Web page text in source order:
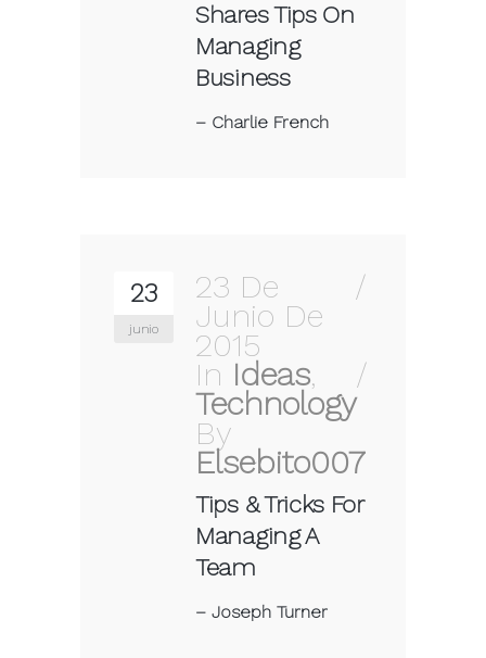
Shares Tips On
Managing
Business
– Charlie French
23
junio
23 De
Junio De
2015
In Ideas,
Technology
By
Elsebito007
Tips & Tricks For
Managing A
Team
– Joseph Turner